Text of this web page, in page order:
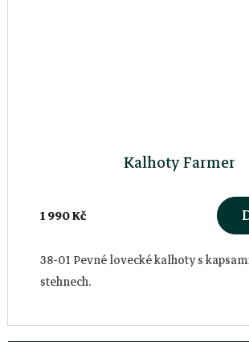
Kalhoty Farmer
1 990 Kč
38-01 Pevné lovecké kalhoty s
stehnech.